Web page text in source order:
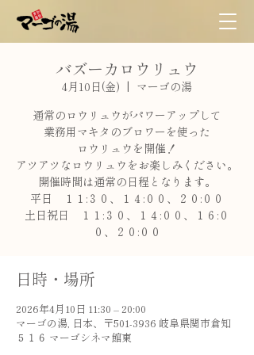
バズーカロウリュウ
4月10日(金)
  |
マーゴの湯
通常のロウリュウがパワーアップして
業務用マキタのブロワーを使った
ロウリュウを開催！
アツアツなロウリュウをお楽しみください。
開催時間は通常の日程となります。
平日 １１:３０、１４:００、２０:００
土日祝日 １１:３０、１４:００、１６:０
０、２０:００
日時・場所
2026年4月10日 11:30 – 20:00
マーゴの湯, 日本、〒501-3936 岐阜県関市倉知
５１６ マーゴシネマ館東